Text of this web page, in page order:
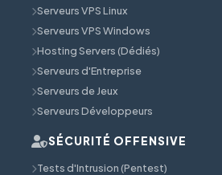
Serveurs VPS Linux
Serveurs VPS Windows
Hosting Servers (Dédiés)
Serveurs d'Entreprise
Serveurs de Jeux
Serveurs Développeurs
SÉCURITÉ OFFENSIVE
Tests d'Intrusion (Pentest)